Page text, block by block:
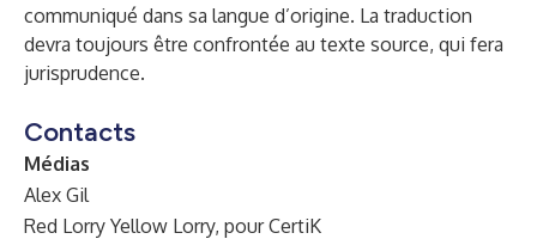
communiqué dans sa langue d’origine. La traduction
devra toujours être confrontée au texte source, qui fera
jurisprudence.
Contacts
Médias
Alex Gil
Red Lorry Yellow Lorry, pour CertiK